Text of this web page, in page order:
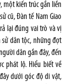
một kiến trúc gắn liền
cũ, Đàn tế Nam Giao
lại đúng vai trò và vị
dân tộc, những đợt
dân gần đây, đến
phát lộ. Hiểu biết về
dưới góc độ di vật,